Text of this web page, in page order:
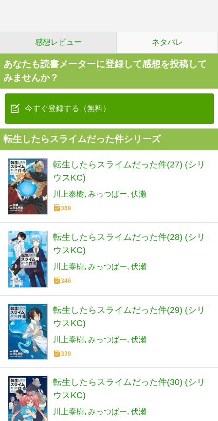
感想レビュー ネタバレ
あなたも読書メーターに登録して感想を投稿して
みませんか？
今すぐ登録する（無料）
転生したらスライムだった件シリーズ
転生したらスライムだった件(27) (シリ
ウスKC)
川上泰樹 みっつばー 伏瀬
369
転生したらスライムだった件(28) (シリ
ウスKC)
川上泰樹 みっつばー 伏瀬
346
転生したらスライムだった件(29) (シリ
ウスKC)
川上泰樹 みっつばー 伏瀬
330
転生したらスライムだった件(30) (シリ
ウスKC)
川上泰樹 みっつばー 伏瀬